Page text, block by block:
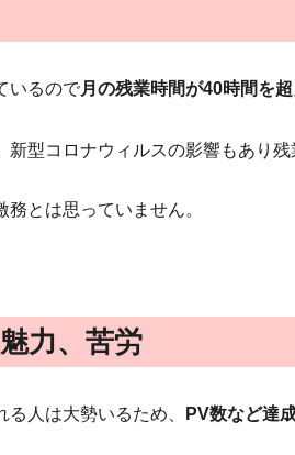
いるので月の残業時間が40時間を
型コロナウィルスの影響もあり
とは思っていません。
力、苦労
人は大勢いるため、
PV数など達